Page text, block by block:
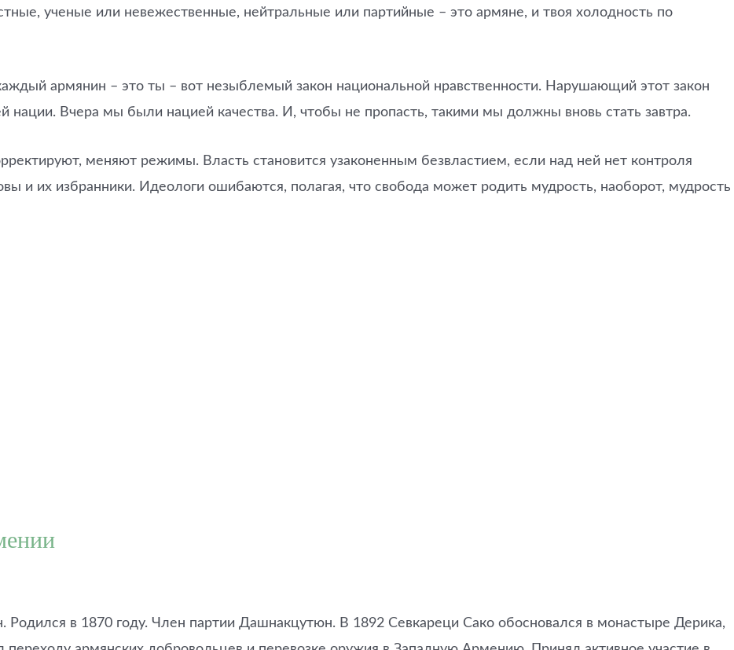
ученые или невежественные, нейтральные или партийные – это армяне, и твоя холодность по
армянин – это ты – вот незыблемый закон национальной нравственности. Нарушающий этот закон
нации. Вчера мы были нацией качества. И, чтобы не пропасть, такими мы должны вновь стать завтра.
меняют режимы. Власть становится узаконенным безвластием, если над ней нет контроля
и их избранники. Идеологи ошибаются, полагая, что свобода может родить мудрость, наоборот, мудрость
в 1870 году. Член партии Дашнакцутюн. В 1892 Севкареци Сако обосновался в монастыре Дерика,